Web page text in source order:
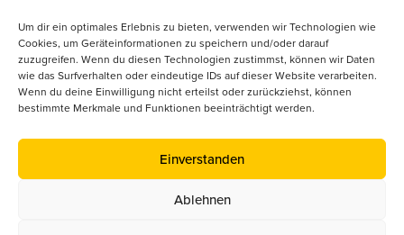
Um dir ein optimales Erlebnis zu bieten, verwenden wir Technologien wie
Cookies, um Geräteinformationen zu speichern und/oder darauf
zuzugreifen. Wenn du diesen Technologien zustimmst, können wir Daten
wie das Surfverhalten oder eindeutige IDs auf dieser Website verarbeiten.
Wenn du deine Einwilligung nicht erteilst oder zurückziehst, können
bestimmte Merkmale und Funktionen beeinträchtigt werden.
Einverstanden
Ablehnen
Deutscher Berufs- und Erwerbsimkerbund (DBIB)
www.berufsimker.de
Österreichischer Imkerbund (ÖIB)